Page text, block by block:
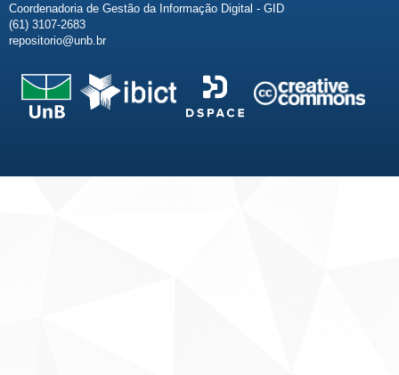
Coordenadoria de Gestão da Informação Digital - GID
(61) 3107-2683
repositorio@unb.br